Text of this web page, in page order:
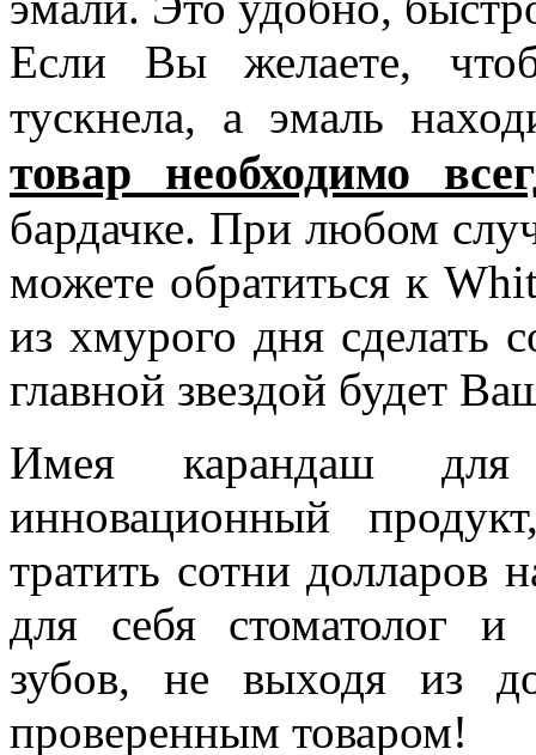
Если Вы желаете,
тускнела, а эмаль
товар необходимо
бардачке. При любом
можете обратиться к
из хмурого дня сделать
главной звездой будет
Имея карандаш для
инновационный
тратить сотни долларов
для себя стоматолог и
зубов, не выходя из
проверенным товаром!